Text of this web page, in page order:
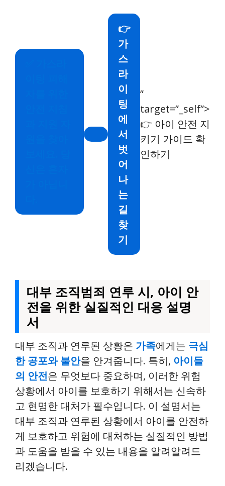
👉
가
스
라
이
팅
에
서
벗
어
나
는
길
찾
기
”
target=”_self”>
👉 아이 안전 지
키기 가이드 확
인하기
대부 조직범죄 연루 시, 아이 안
전을 위한 실질적인 대응 설명
서
대부 조직과 연루된 상황은 가족에게는 극심
한 공포와 불안을 안겨줍니다. 특히, 아이들
의 안전은 무엇보다 중요하며, 이러한 위험
상황에서 아이를 보호하기 위해서는 신속하
고 현명한 대처가 필수입니다. 이 설명서는
대부 조직과 연루된 상황에서 아이를 안전하
게 보호하고 위험에 대처하는 실질적인 방법
과 도움을 받을 수 있는 내용을 알려알려드
리겠습니다.